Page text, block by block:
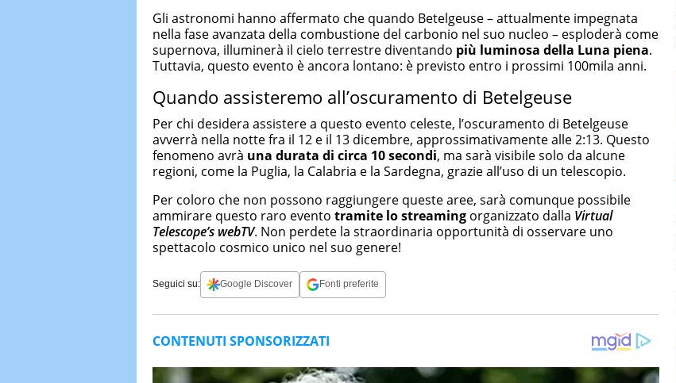
Gli astronomi hanno affermato che quando Betelgeuse – attualmente impegnata
nella fase avanzata della combustione del carbonio nel suo nucleo – esploderà come
supernova, illuminerà il cielo terrestre diventando più luminosa della Luna piena.
Tuttavia, questo evento è ancora lontano: è previsto entro i prossimi 100mila anni.
Quando assisteremo all’oscuramento di Betelgeuse
Per chi desidera assistere a questo evento celeste, l’oscuramento di Betelgeuse
avverrà nella notte fra il 12 e il 13 dicembre, approssimativamente alle 2:13. Questo
fenomeno avrà una durata di circa 10 secondi, ma sarà visibile solo da alcune
regioni, come la Puglia, la Calabria e la Sardegna, grazie all’uso di un telescopio.
Per coloro che non possono raggiungere queste aree, sarà comunque possibile
ammirare questo raro evento tramite lo streaming organizzato dalla Virtual
Telescope’s webTV. Non perdete la straordinaria opportunità di osservare uno
spettacolo cosmico unico nel suo genere!
Seguici su: Google Discover Fonti preferite